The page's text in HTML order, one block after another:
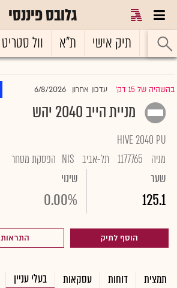
גלובס פיננסי
ראשי תיק אישי ת"א וול סטריט
בהשהיה של 15 דק' |עדכון אחרון 6/8/2026
מניית הייב 2040 יהש
HIVE 2040 PU
מניה
1177765 תל-אביב NIS הפסקת מסחר
שער
125.1
שינוי
0.00%
הוסף לתיק התראות
תמצית דוחות עסקאות בעלי עניין